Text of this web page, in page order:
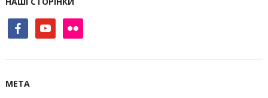
facebookyoutube flickr
МЕТА